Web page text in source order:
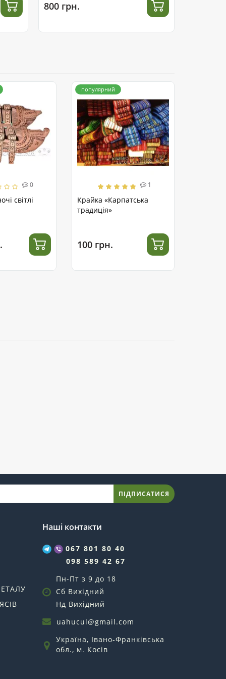
800 грн.
0
світлі
популярний
1
Крайка «Карпатська
традиція»
100 грн.
ПІДПИСАТИСЯ
Наші контакти
067 801 80 40
098 589 42 67
Пн-Пт з 9 до 18
Сб Вихідний
Нд Вихідний
uahucul@gmail.com
Україна, Івано-Франківська
обл., м. Косів